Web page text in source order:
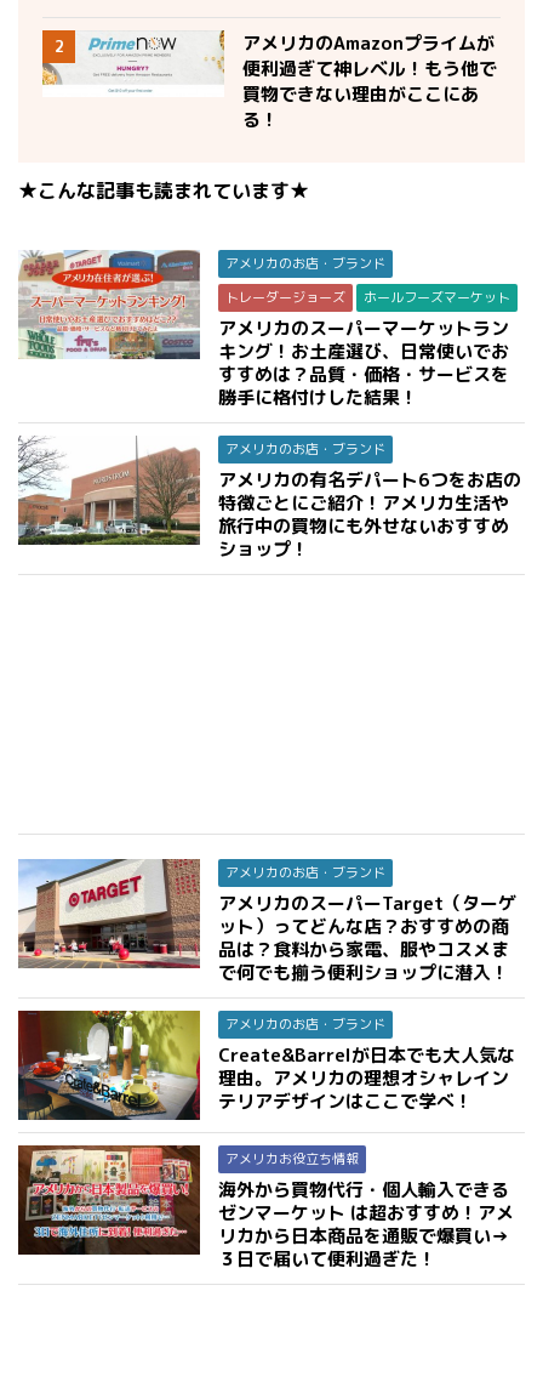
2
アメリカのAmazonプライムが
便利過ぎて神レベル！もう他で
買物できない理由がここにあ
る！
★こんな記事も読まれています★
アメリカのお店・ブランド
トレーダージョーズ
ホールフーズマーケット
アメリカのスーパーマーケットラン
キング！お土産選び、日常使いでお
すすめは？品質・価格・サービスを
勝手に格付けした結果！
アメリカのお店・ブランド
アメリカの有名デパート6つをお店の
特徴ごとにご紹介！アメリカ生活や
旅行中の買物にも外せないおすすめ
ショップ！
アメリカのお店・ブランド
アメリカのスーパーTarget（ターゲ
ット）ってどんな店？おすすめの商
品は？食料から家電、服やコスメま
で何でも揃う便利ショップに潜入！
アメリカのお店・ブランド
Create&Barrelが日本でも大人気な
理由。アメリカの理想オシャレイン
テリアデザインはここで学べ！
アメリカお役立ち情報
海外から買物代行・個人輸入できる
ゼンマーケット は超おすすめ！アメ
リカから日本商品を通販で爆買い→
３日で届いて便利過ぎた！